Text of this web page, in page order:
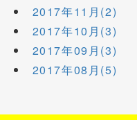
2017年11月(2)
2017年10月(3)
2017年09月(3)
2017年08月(5)